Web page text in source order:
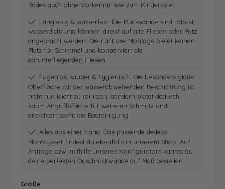
Bades auch ohne Vorkenntnisse zum Kinderspiel.
Langlebig & wasserfest: Die Rückwände sind robust,
wasserdicht und können direkt auf alte Fliesen oder Putz
angebracht werden. Die nahtlose Montage bietet keinen
Platz für Schimmel und konserviert die
darunterliegenden Fliesen
Fugenlos, sauber & hygienisch: Die besonders glatte
Oberfläche mit der wasserabweisenden Beschichtung ist
nicht nur leicht zu reinigen, sondern bietet dadurch
kaum Angriffsfläche für weiteren Schmutz und
erleichtert somit die Badreinigung
Alles aus einer Hand: Das passende dedeco
Montageset findest du ebenfalls in unserem Shop. Auf
Anfrage bzw. mithilfe unseres Konfigurators kannst du
deine perfekten Duschrückwände auf Maß bestellen
Größe